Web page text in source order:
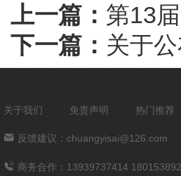
上一篇： 第13
下一篇： 关于
关于我们 免责声明 热门推荐
反馈建议：chuangyisai@126.com
商务合作：13939737414